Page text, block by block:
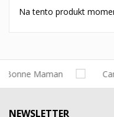
Na tento produkt
NEWSLETTER